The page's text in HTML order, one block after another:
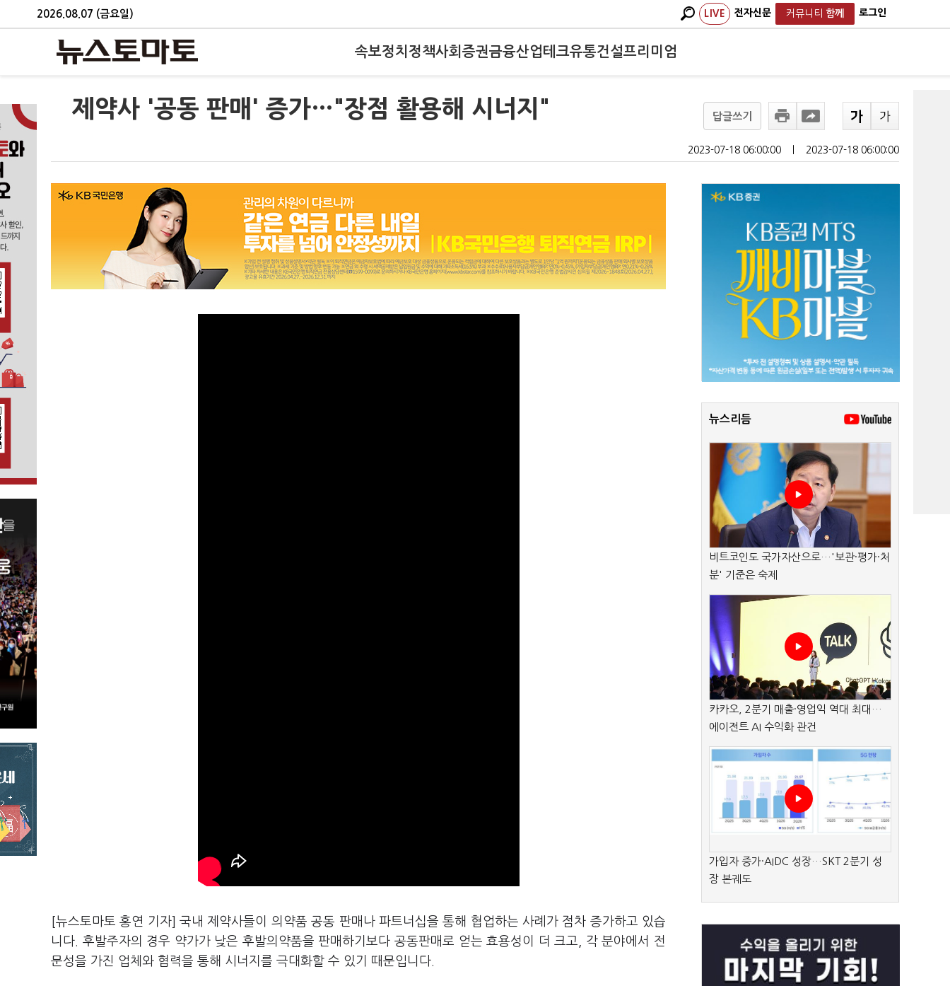
2026.08.07 (금요일) LIVE 전자신문 커뮤니티 함께 로그인
속보정치 정책사회 증권금융산업테크유통건설프리미엄
제약사 '공동 판매' 증가…"장점 활용해 시너지" 답글쓰기
2023-07-18 06:00:00 2023-07-18 06:00:00
[뉴스토마토 홍연 기자] 국내 제약사들이 의약품 공동 판매나 파트너십을 통해 협업하는 사례가 점차 증가하고 있습
니다. 후발주자의 경우 약가가 낮은 후발의약품을 판매하기보다 공동판매로 얻는 효용성이 더 크고, 각 분야에서 전
문성을 가진 업체와 협력을 통해 시너지를 극대화할 수 있기 때문입니다.
뉴스리듬
비트코인도 국가자산으로…'보관·평가·처
분' 기준은 숙제
카카오, 2분기 매출·영업익 역대 최대…
에이전트 AI 수익화 관건
가입자 증가·AIDC 성장…SKT 2분기 성
장 본궤도